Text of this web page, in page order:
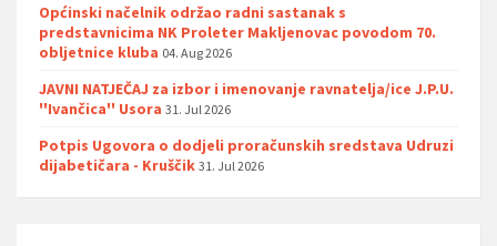
Općinski načelnik održao radni sastanak s
predstavnicima NK Proleter Makljenovac povodom 70.
obljetnice kluba 04. Aug 2026
JAVNI NATJEČAJ za izbor i imenovanje ravnatelja/ice J.P.U.
''Ivančica'' Usora 31. Jul 2026
Potpis Ugovora o dodjeli proračunskih sredstava Udruzi
dijabetičara - Kruščik 31. Jul 2026